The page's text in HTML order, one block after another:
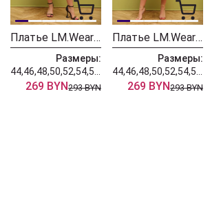
Платье LM.Wear ВИ 3096 Мультиколор,зеленый
Размеры:
269 BYN293 BYN
Платье LM.Wear ВИ 3094 сиреневый
Размеры:
269 BYN293 BYN